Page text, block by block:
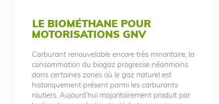
LE BIOMÉTHANE POUR
MOTORISATIONS GNV
Carburant renouvelable encore très minoritaire, la
consommation du biogaz progresse néanmoins
dans certaines zones où le gaz naturel est
historiquement présent parmi les carburants
routiers. Aujourd’hui majoritairement produit par